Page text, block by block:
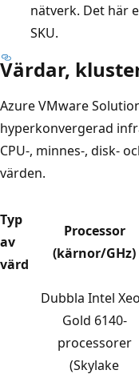
nätverk. Det här
SKU.
Värdar,
Azure VMware
hyperkonvergerad
CPU-, minnes-, disk-
värden.
Typ
av
värd
Processor
(kärnor/GHz)
Dubbla Intel
Gold 6140-
processorer
(Skylake